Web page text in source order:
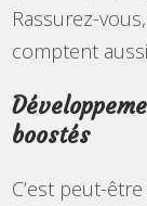
Rassurez-
comptent
boostés
C’est peut-